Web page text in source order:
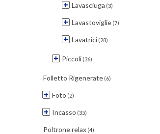
Lavasciuga (3)
Lavastoviglie (7)
Lavatrici (28)
Piccoli (36)
Folletto Rigenerate (6)
Foto (2)
Incasso (35)
Poltrone relax (4)